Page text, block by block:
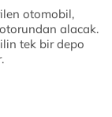
otomobil,
alacak.
tek bir depo